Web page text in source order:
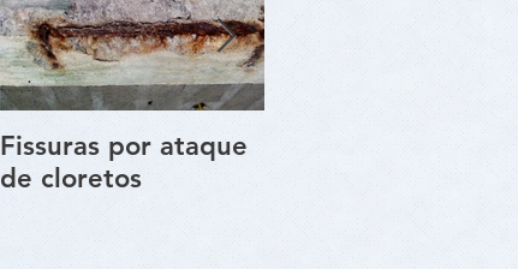
Fissuras por ataque
de cloretos